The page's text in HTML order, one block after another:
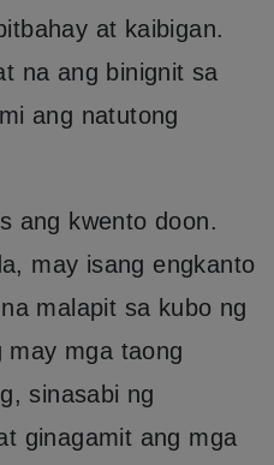
at kaibigan.
na ang binignit sa
ang natutong
ang kwento doon.
may isang engkanto
malapit sa kubo ng
may mga taong
sinasabi ng
ginagamit ang mga